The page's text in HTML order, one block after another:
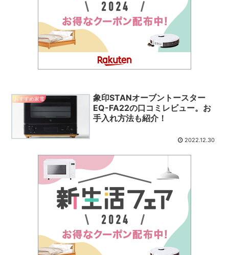
おすすめ家電
象印STANオーブントースター
EQ-FA22の口コミレビュー。お
手入れ方法も紹介！
2022.12.30